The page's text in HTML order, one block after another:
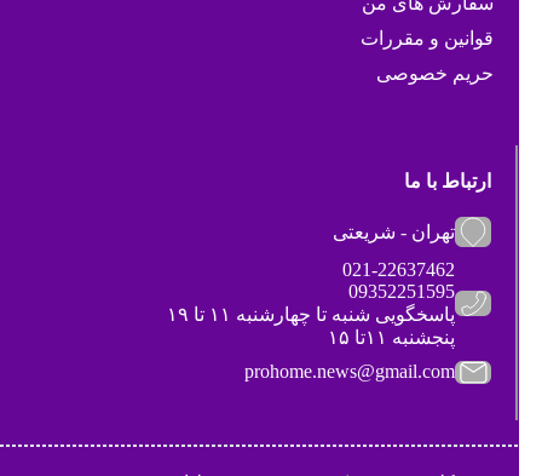
قوانین و مقررات
حریم خصوصی
ارتباط با ما
تهران - شریعتی
021-22637462
09352251595
پاسخگویی شنبه تا چهارشنبه ۱۱ تا ۱۹
پنجشنبه ۱۱تا ۱۵
prohome.news@gmail.com